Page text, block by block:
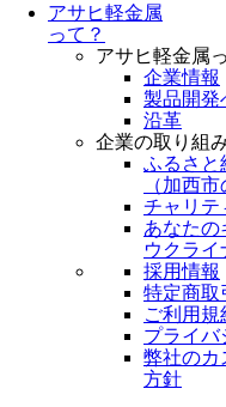
アサヒ軽金属
って？
アサヒ軽金属
企業情報
製品開発
沿革
企業の取り組
ふるさと
（加西市
チャリテ
あなたの
ウクラ
採用情報
特定商取
ご利用規
プライバ
弊社のカ
方針